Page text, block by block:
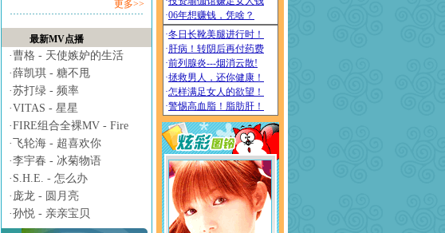
更多>>
最新MV点播
·曹格 - 天使嫉妒的生活
·薛凯琪 - 糖不甩
·苏打绿 - 频率
·VITAS - 星星
·FIRE组合全裸MV - Fire
· 飞轮海 - 超喜欢你
·李宇春 - 冰菊物语
· S.H.E. - 怎么办
· 庞龙 - 圆月亮
·孙悦 - 亲亲宝贝